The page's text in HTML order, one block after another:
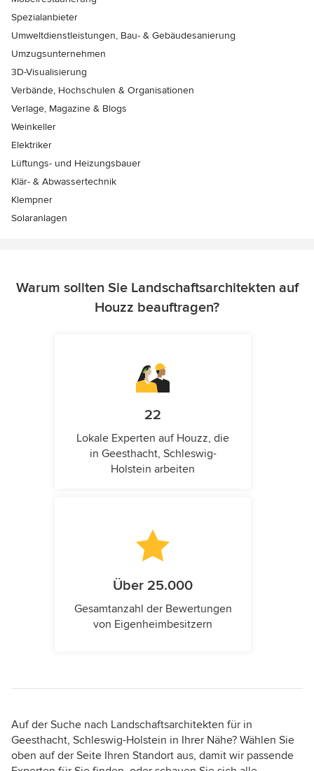
Spezialanbieter
Umweltdienstleistungen, Bau- & Gebäudesanierung
Umzugsunternehmen
3D-Visualisierung
Verbände, Hochschulen & Organisationen
Verlage, Magazine & Blogs
Weinkeller
Elektriker
Lüftungs- und Heizungsbauer
Klär- & Abwassertechnik
Klempner
Solaranlagen
Warum sollten Sie Landschaftsarchitekten auf
Houzz beauftragen?
22
Lokale Experten auf Houzz, die
in Geesthacht, Schleswig-
Holstein arbeiten
Über 25.000
Gesamtanzahl der Bewertungen
von Eigenheimbesitzern
Auf der Suche nach Landschaftsarchitekten für in
Geesthacht, Schleswig-Holstein in Ihrer Nähe? Wählen Sie
oben auf der Seite Ihren Standort aus, damit wir passende